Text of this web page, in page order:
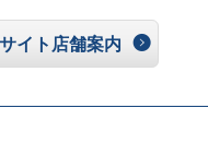
イト店舗案内